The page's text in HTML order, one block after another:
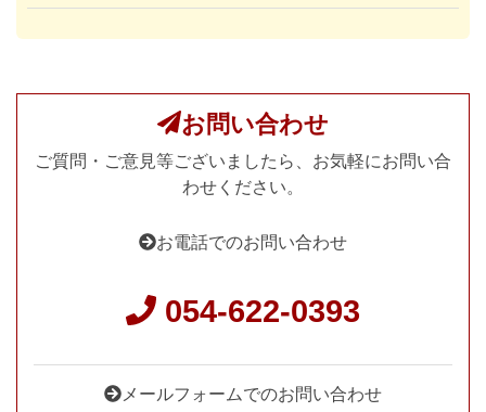
お問い合わせ
ご質問・ご意見等ございましたら、お気軽にお問い合
わせください。
お電話でのお問い合わせ
054-622-0393
メールフォームでのお問い合わせ